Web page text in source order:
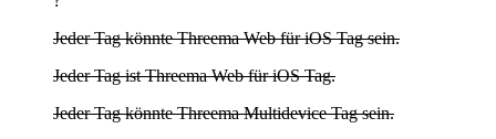
Jeder Tag könnte Threema Web für iOS Tag sein.
Jeder Tag ist Threema Web für iOS Tag.
Jeder Tag könnte Threema Multidevice Tag sein.